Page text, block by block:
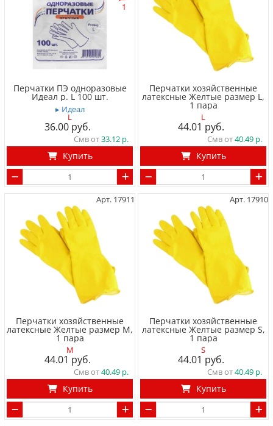
1
Перчатки ПЭ одноразовые
Идеал р. L 100 шт.
▸ Идеал
L
36.00
Смв от33.12
Купить
Перчатки хозяйственные
латексные Желтые размер L,
1 пара
L
44.01
Смв от40.49
Купить
Арт. 17911
Перчатки хозяйственные
латексные Желтые размер M,
1 пара
M
44.01
Смв от40.49
Купить
Арт. 17910
Перчатки хозяйственные
латексные Желтые размер S,
1 пара
S
44.01
Смв от40.49
Купить